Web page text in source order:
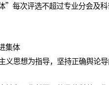
”每次评选不超过专业分会及
集体
义思想为指导，坚持正确舆论